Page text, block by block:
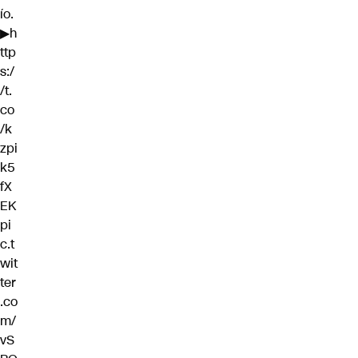
ío.
▶h
ttp
s:/
/t.
co
/k
zpi
k5
fX
EK
pi
c.t
wit
ter
.co
m/
vS